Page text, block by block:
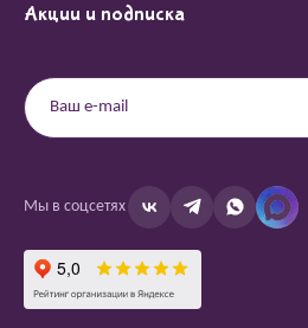
Акции и подписка
Мы в соцсетях